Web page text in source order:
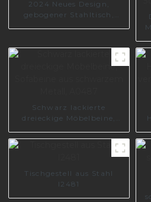
2024 Neues Design,
gebogener Stahltisch,
I2600-150-B
Schwarz lackierte
dreieckige Möbelbeine,
Metall, A0487
Tischgestell aus Stahl
I2481